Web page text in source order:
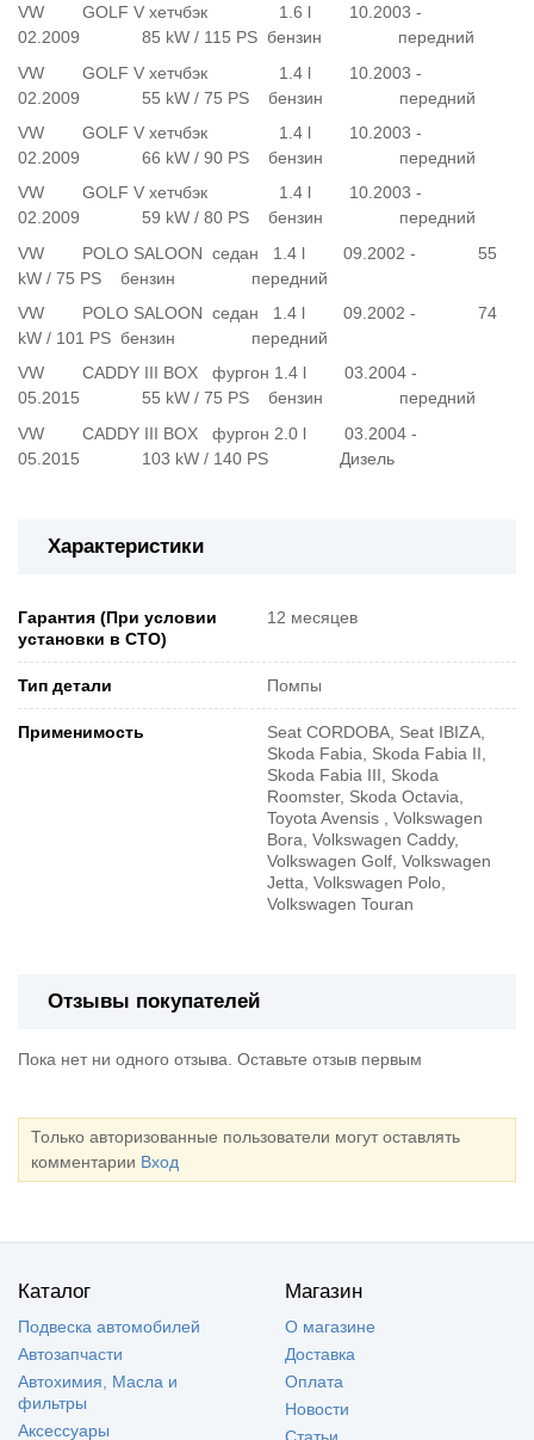
VW GOLF V хетчбэк 1.6 l 10.2003 -
02.2009 85 kW / 115 PS бензин передний
VW GOLF V хетчбэк 1.4 l 10.2003 -
02.2009 55 kW / 75 PS бензин передний
VW GOLF V хетчбэк 1.4 l 10.2003 -
02.2009 66 kW / 90 PS бензин передний
VW GOLF V хетчбэк 1.4 l 10.2003 -
02.2009 59 kW / 80 PS бензин передний
VW POLO SALOON седан 1.4 l 09.2002 - 55
kW / 75 PS бензин передний
VW POLO SALOON седан 1.4 l 09.2002 - 74
kW / 101 PS бензин передний
VW CADDY III BOX фургон 1.4 l 03.2004 -
05.2015 55 kW / 75 PS бензин передний
VW CADDY III BOX фургон 2.0 l 03.2004 -
05.2015 103 kW / 140 PS Дизель
Характеристики
Гарантия (При условии
установки в СТО)
12 месяцев
Тип детали Помпы
Применимость
Seat CORDOBA, Seat IBIZA,
Skoda Fabia, Skoda Fabia II,
Skoda Fabia III, Skoda
Roomster, Skoda Octavia,
Toyota Avensis , Volkswagen
Bora, Volkswagen Caddy,
Volkswagen Golf, Volkswagen
Jetta, Volkswagen Polo,
Volkswagen Touran
Отзывы покупателей
Пока нет ни одного отзыва. Оставьте отзыв первым
Только авторизованные пользователи могут оставлять
комментарии Вход
Каталог
Подвеска автомобилей
Автозапчасти
Автохимия, Масла и
фильтры
Аксессуары
Магазин
О магазине
Доставка
Оплата
Новости